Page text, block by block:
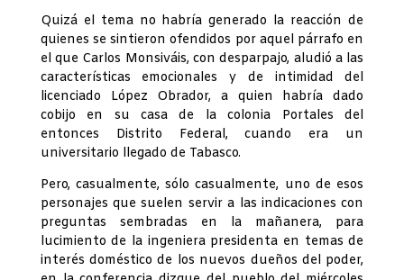
Quizá el tema no habría generado la reacción de
quienes se sintieron ofendidos por aquel párrafo en
el que Carlos Monsiváis, con desparpajo, aludió a las
características emocionales y de intimidad del
licenciado López Obrador, a quien habría dado
cobijo en su casa de la colonia Portales del
entonces Distrito Federal, cuando era un
universitario llegado de Tabasco.
Pero, casualmente, sólo casualmente, uno de esos
personajes que suelen servir a las indicaciones con
preguntas sembradas en la mañanera, para
lucimiento de la ingeniera presidenta en temas de
interés doméstico de los nuevos dueños del poder,